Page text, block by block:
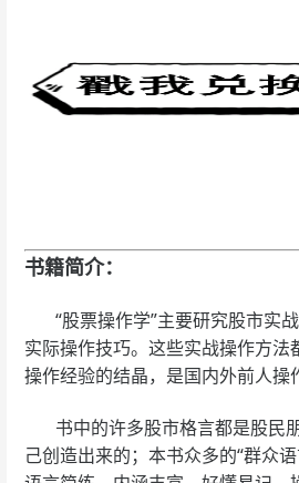
书籍简介：
“股票操作学”主要研究股市实
实际操作技巧。这些实战操作方法
操作经验的结晶，是国内外前人操
书中的许多股市格言都是股民
己创造出来的；本书众多的“群众语